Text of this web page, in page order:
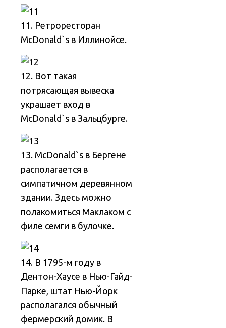
11. Ретроресторан
McDonald`s в Иллинойсе.
12. Вот такая
потрясающая вывеска
украшает вход в
McDonald`s в Зальцбурге.
13. McDonald`s в Бергене
располагается в
симпатичном деревянном
здании. Здесь можно
полакомиться Маклаком с
филе семги в булочке.
14. В 1795-м году в
Дентон-Хаусе в Нью-Гайд-
Парке, штат Нью-Йорк
располагался обычный
фермерский домик. В